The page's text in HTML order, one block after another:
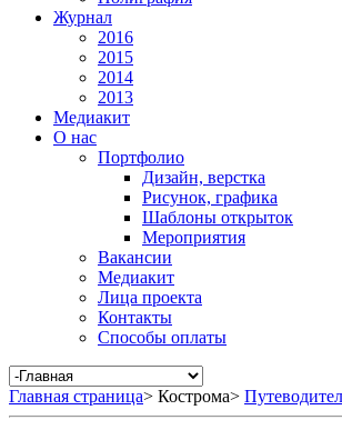
Журнал
2016
2015
2014
2013
Медиакит
О нас
Портфолио
Дизайн, верстка
Рисунок, графика
Шаблоны открыток
Мероприятия
Вакансии
Медиакит
Лица проекта
Контакты
Способы оплаты
Главная страница> Кострома>